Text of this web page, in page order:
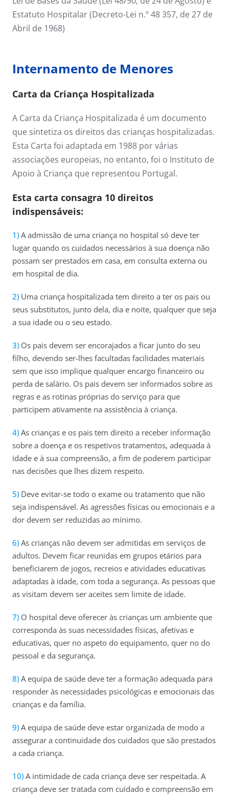
Estatuto Hospitalar (Decreto-Lei n.º 48 357, de 27 de
Abril de 1968)
Internamento de Menores
Carta da Criança Hospitalizada
A Carta da Criança Hospitalizada é um documento
que sintetiza os direitos das crianças hospitalizadas.
Esta Carta foi adaptada em 1988 por várias
associações europeias, no entanto, foi o Instituto de
Apoio à Criança que representou Portugal.
Esta carta consagra 10 direitos
indispensáveis:
A admissão de uma criança no hospital só deve ter
lugar quando os cuidados necessários à sua doença não
possam ser prestados em casa, em consulta externa ou
em hospital de dia.
Uma criança hospitalizada tem direito a ter os pais ou
seus substitutos, junto dela, dia e noite, qualquer que seja
a sua idade ou o seu estado.
Os pais devem ser encorajados a ficar junto do seu
filho, devendo ser-lhes facultadas facilidades materiais
sem que isso implique qualquer encargo financeiro ou
perda de salário. Os pais devem ser informados sobre as
regras e as rotinas próprias do serviço para que
participem ativamente na assistência à criança.
As crianças e os pais tem direito a receber informação
sobre a doença e os respetivos tratamentos, adequada à
idade e à sua compreensão, a fim de poderem participar
nas decisões que lhes dizem respeito.
Deve evitar-se todo o exame ou tratamento que não
seja indispensável. As agressões físicas ou emocionais e​ a
dor devem ser reduzidas ao mínimo.
As crianças não devem ser admitidas em serviços de
adultos. Devem ficar reunidas em grupos etários para
beneficiarem de jogos, recreios e atividades educativas
adaptadas à idade, com toda a segurança. As pessoas que
as visitam devem ser aceites sem limite de idade.
O hospital deve oferecer às crianças um ambiente que
corresponda às suas necessidades físicas, afetivas e
educativas, quer no aspeto do equipamento, quer no do
pessoal e da segurança.
A equipa de saúde deve ter a formação adequada para
responder às necessidades psicológicas e emocionais das
crianças e da família.
A equipa de saúde deve estar organizada de modo a
assegurar a continuidade dos cuidados que são prestados
a cada criança.
A intimidade de cada criança deve ser respeitada. A
criança deve ser tratada com cuidado e compreensão em